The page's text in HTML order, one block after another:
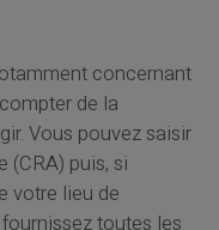
concernant
de la
Vous pouvez saisir
(CRA) puis, si
votre lieu de
toutes les